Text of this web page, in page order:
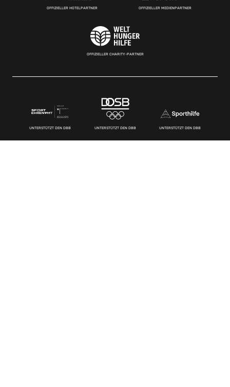
OFFIZIELLER HOTELPARTNER OFFIZIELLER MEDIENPARTNER
OFFIZIELLER CHARITY-PARTNER
UNTERSTÜTZT DEN DBB UNTERSTÜTZT DEN DBB UNTERSTÜTZT DEN DBB